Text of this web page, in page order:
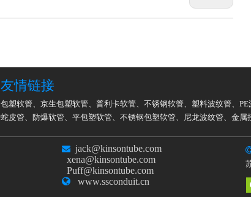
友情链接
包塑软管、 京生包塑软管、 普利卡软管、 不锈钢软管、 塑料波纹管、
蛇皮管、 防爆软管、 平包塑软管、 不锈钢包塑软管、 尼龙波纹管、 金属
 jack@kinsontube.com
xena@kinsontube.com
Puff@kinsontube.com
 www.ssconduit.cn